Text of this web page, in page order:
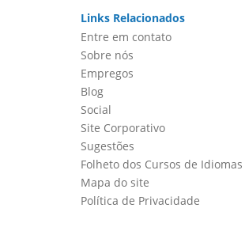
Links Relacionados
Entre em contato
Sobre nós
Empregos
Blog
Social
Site Corporativo
Sugestões
Folheto dos Cursos de Idiomas
Mapa do site
Política de Privacidade